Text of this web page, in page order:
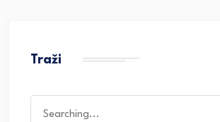
Traži
for: